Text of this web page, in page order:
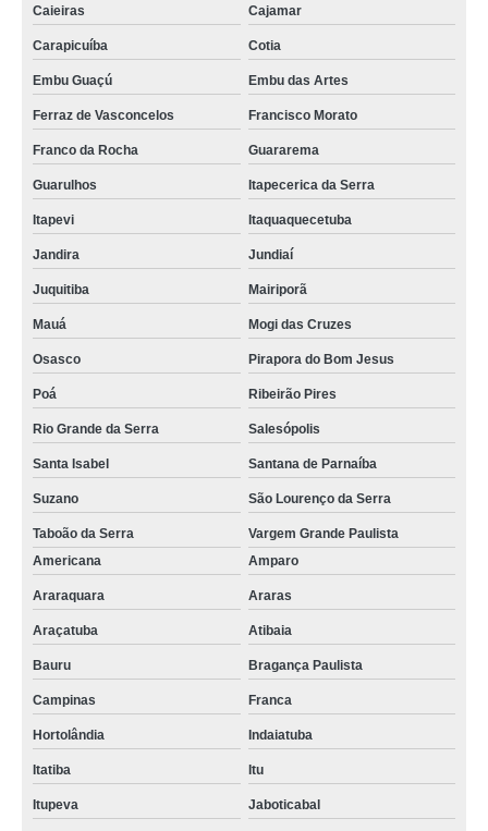
Caieiras Cajamar
Carapicuíba Cotia
Embu Guaçú Embu das Artes
Ferraz de Vasconcelos Francisco Morato
Franco da Rocha Guararema
Guarulhos Itapecerica da Serra
Itapevi Itaquaquecetuba
Jandira Jundiaí
Juquitiba Mairiporã
Mauá Mogi das Cruzes
Osasco Pirapora do Bom Jesus
Poá Ribeirão Pires
Rio Grande da Serra Salesópolis
Santa Isabel Santana de Parnaíba
Suzano São Lourenço da Serra
Taboão da Serra
Vargem Grande Paulista
Americana
Amparo
Araraquara Araras
Araçatuba Atibaia
Bauru Bragança Paulista
Campinas Franca
Hortolândia Indaiatuba
Itatiba Itu
Itupeva Jaboticabal